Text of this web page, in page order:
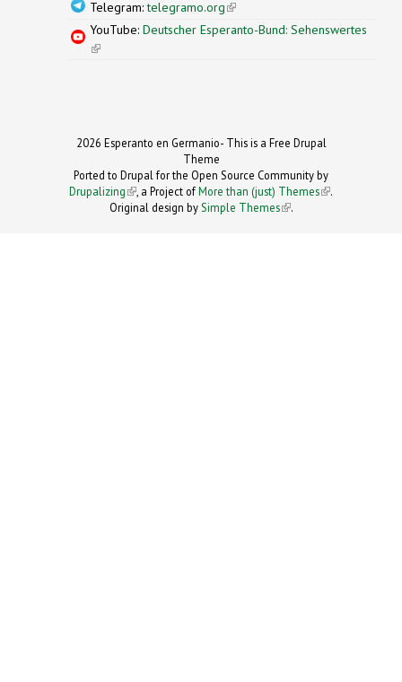
Telegram:telegramo.org(link is external)
YouTube: Deutscher Esperanto-Bund: Sehenswertes
(link is external)
2026 Esperanto en Germanio- This is a Free Drupal
Theme
Ported to Drupal for the Open Source Community by
Drupalizing(link is external)
, a Project ofMore than (just) Themes (link is
.
Original design by Simple Themes
(link is
.